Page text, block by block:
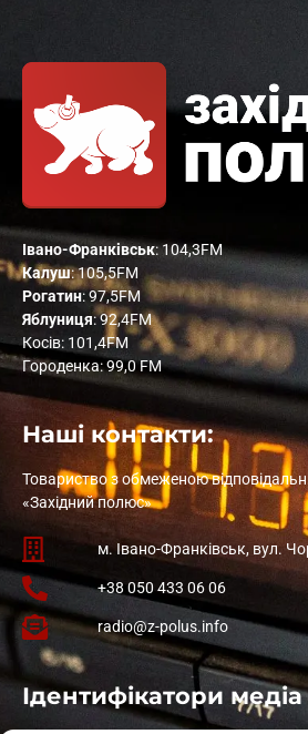
Івано-Франківськ: 104,3FM
Калуш: 105,5FM
Рогатин: 97,5FM
Яблуниця: 92,4FM
Косів: 101,4FM
Городенка: 99,0 FM
Наші контакти:
Товариство з обмеженою
«Західний полюс»
м. Івано-Франківськ, вул.
+38 050 433 06 06
radio@z-polus.info
Ідентифікатори медіа